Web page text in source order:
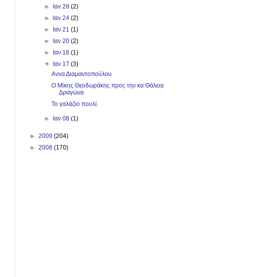
► Ιαν 28 (2)
► Ιαν 24 (2)
► Ιαν 21 (1)
► Ιαν 20 (2)
► Ιαν 18 (1)
▼ Ιαν 17 (3)
Αννα Διαμαντοπούλου
Ο Μίκης Θεοδωράκης προς την κα Θάλεια
Δραγώνα
Το γαλάζιο πουλί.
► Ιαν 08 (1)
► 2009 (204)
► 2008 (170)